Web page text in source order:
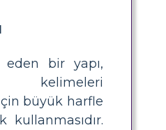
eden bir yapı,
kelimeleri
büyük harfle
kullanmasıdır.